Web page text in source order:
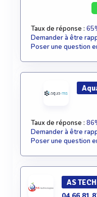
Taux de réponse :
Demander à être
Poser une question
Taux de réponse :
Demander à être
Poser une question
AS